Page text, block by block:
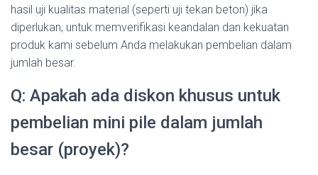
hasil uji kualitas material (seperti uji tekan beton) jika
diperlukan, untuk memverifikasi keandalan dan kekuatan
produk kami sebelum Anda melakukan pembelian dalam
jumlah besar.
Q: Apakah ada diskon khusus untuk
pembelian mini pile dalam jumlah
besar (proyek)?